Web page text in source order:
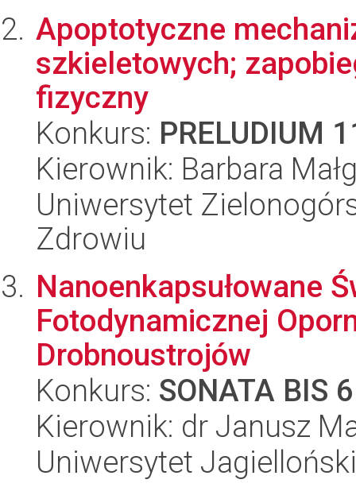
Apoptotyczne
szkieletowych;
fizyczny
Konkurs: PRELUDIUM
Kierownik: Barbara
Uniwersytet
Zdrowiu
Nanoenkapsułowane
Fotodynamicznej
Drobnoustrojów
Konkurs: SONATA BIS 6
Kierownik: dr Janusz
Uniwersytet